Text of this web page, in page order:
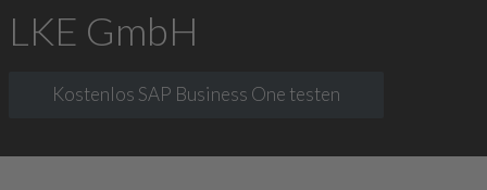
LKE GmbH
Kostenlos SAP Business One testen